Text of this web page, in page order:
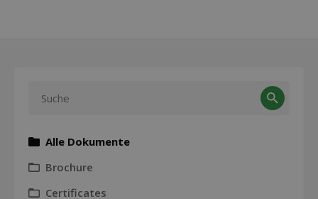
Alle Dokumente
Brochure
Certificates